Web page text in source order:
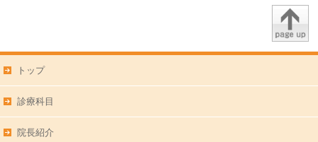
トップ
診療科目
院長紹介